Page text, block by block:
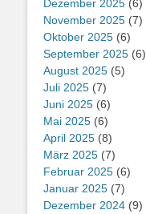
Dezember 2025 (6)
November 2025 (7)
Oktober 2025 (6)
September 2025 (6)
August 2025 (5)
Juli 2025 (7)
Juni 2025 (6)
Mai 2025 (6)
April 2025 (8)
März 2025 (7)
Februar 2025 (6)
Januar 2025 (7)
Dezember 2024 (9)